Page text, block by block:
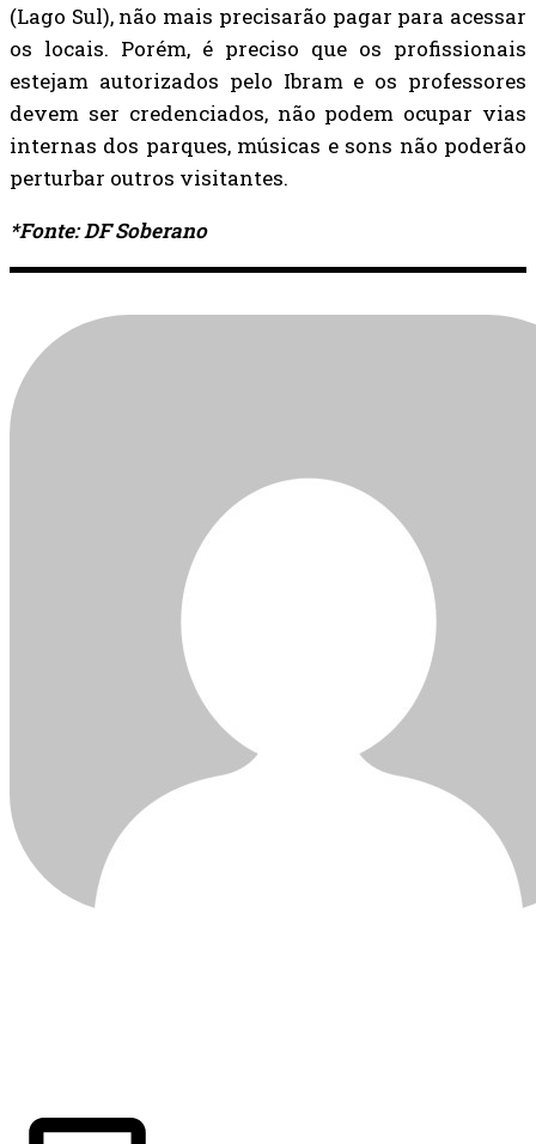
(Lago Sul), não mais precisarão pagar para acessar
os locais. Porém, é preciso que os profissionais
estejam autorizados pelo Ibram e os professores
devem ser credenciados, não podem ocupar vias
internas dos parques, músicas e sons não poderão
perturbar outros visitantes.
*Fonte: DF Soberano